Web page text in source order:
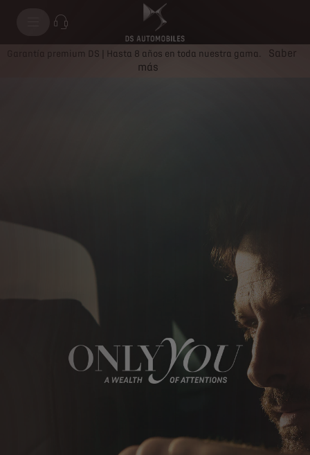
Garantía premium DS | Hasta 8 años en toda nuestra gama.
Saber
más